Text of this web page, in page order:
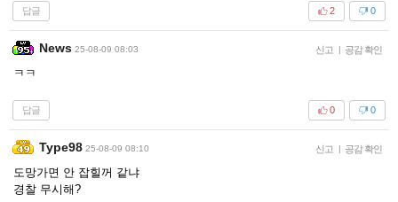
답글 0
2
News 25-08-09 08:03 신고 | 공감 확인
ㅋㅋ
답글 0
0
Type98 25-08-09 08:10 신고 | 공감 확인
도망가면 안 잡힐꺼 같냐
경찰 무시해?